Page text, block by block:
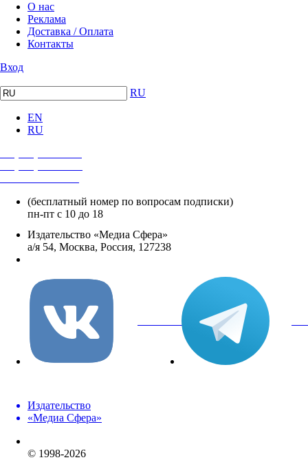
О нас
Реклама
Доставка / Оплата
Контакты
Вход
RU
EN
RU
(бесплатный номер по вопросам подписки)
пн-пт с 10 до 18
Издательство «Медиа Сфера»
а/я 54, Москва, Россия, 127238
вКонтакте
Издательство
«Медиа Сфера»
© 1998-2026